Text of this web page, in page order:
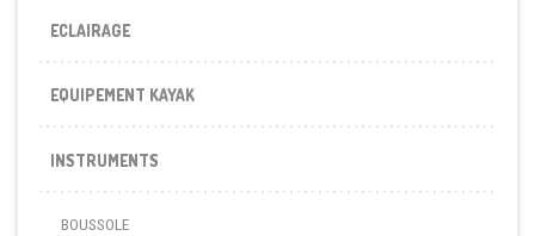
ECLAIRAGE
EQUIPEMENT KAYAK
INSTRUMENTS
BOUSSOLE